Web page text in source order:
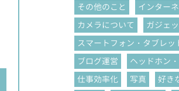
その他のこと
インター
カメラについて
ガジェ
スマートフォン・タブレッ
ブログ運営
ヘッドホン
仕事効率化
写真 好き